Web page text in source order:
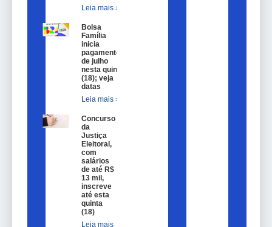
Leia mais »
Bolsa
Família
inicia
pagamentos
de julho
nesta quinta
(18); veja
datas
Leia mais »
Concurso
da
Justiça
Eleitoral,
com
salários
de até R$
13 mil,
inscreve
até esta
quinta
(18)
Leia mais